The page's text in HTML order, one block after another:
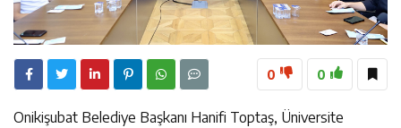
0
0
Onikişubat Belediye Başkanı Hanifi Toptaş, Üniversite